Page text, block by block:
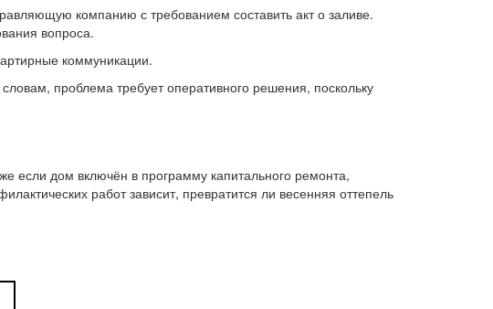
компанию с требованием составить акт о заливе.
вопроса.
коммуникации.
проблема требует оперативного решения, поскольку
если дом включён в программу капитального ремонта,
работ зависит, превратится ли весенняя оттепель